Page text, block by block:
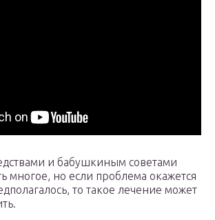
и бабушкиным советами
многое, но если проблема окажется
то такое лечение может